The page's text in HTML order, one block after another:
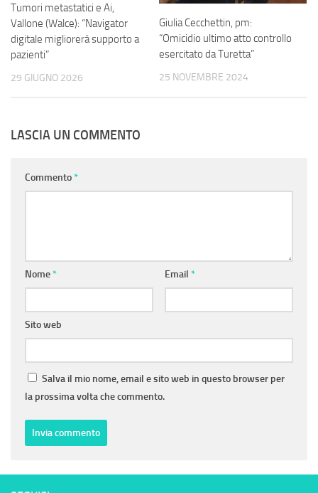
Tumori metastatici e Ai,
Vallone (Walce): “Navigator
digitale migliorerà supporto a
pazienti”
29 GIUGNO 2026
Giulia Cecchettin, pm:
“Omicidio ultimo atto controllo
esercitato da Turetta”
25 NOVEMBRE 2024
LASCIA UN COMMENTO
Commento*
Nome* Email *
Sito web
Salva il mio nome, email e sito web in questo browser per
la prossima volta che commento.